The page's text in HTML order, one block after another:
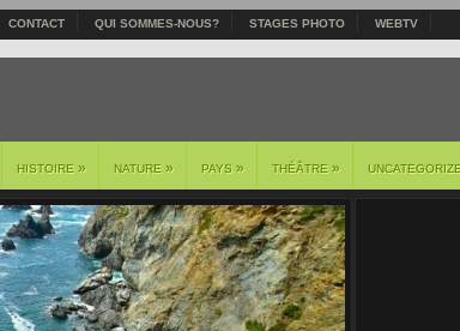
CONTACT QUI SOMMES-NOUS? STAGES PHOTO WEBTV
HISTOIRE » NATURE » PAYS » THÉÂTRE »